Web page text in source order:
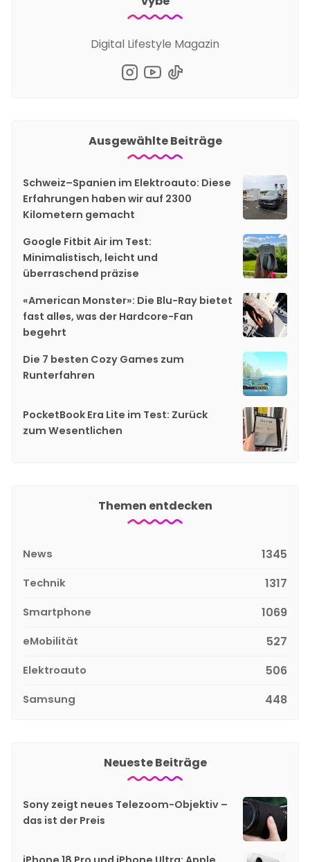
Digital Lifestyle Magazin
Ausgewählte Beiträge
Schweiz–Spanien im Elektroauto: Diese
Erfahrungen haben wir auf 2300
Kilometern gemacht
Google Fitbit Air im Test:
Minimalistisch, leicht und
überraschend präzise
«American Monster»: Die Blu-Ray bietet
fast alles, was der Hardcore-Fan
begehrt
Die 7 besten Cozy Games zum
Runterfahren
PocketBook Era Lite im Test: Zurück
zum Wesentlichen
Themen entdecken
News 1345
Technik 1317
Smartphone 1069
eMobilität 527
Elektroauto 506
Samsung 448
Neueste Beiträge
Sony zeigt neues Telezoom-Objektiv –
das ist der Preis